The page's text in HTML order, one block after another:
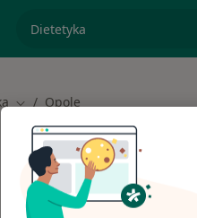
Zmień miasto
Opole